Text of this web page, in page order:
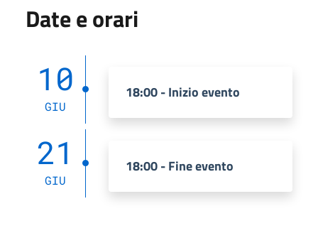
Date e orari
10
GIU
18:00 - Inizio evento
21
GIU
18:00 - Fine evento